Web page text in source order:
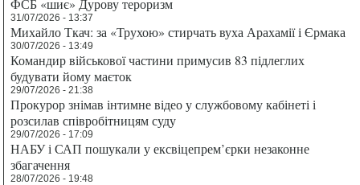
ФСБ «шиє» Дурову тероризм
31/07/2026 - 13:37
Михайло Ткач: за «Трухою» стирчать вуха Арахамії і Єрмака
30/07/2026 - 13:49
Командир військової частини примусив 83 підлеглих
будувати йому маєток
29/07/2026 - 21:38
Прокурор знімав інтимне відео у службовому кабінеті і
розсилав співробітницям суду
29/07/2026 - 17:09
НАБУ і САП пошукали у ексвіцепрем’єрки незаконне
збагачення
28/07/2026 - 19:48